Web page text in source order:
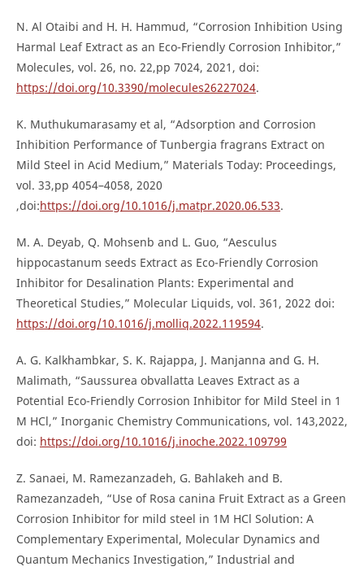
N. Al Otaibi and H. H. Hammud, “Corrosion Inhibition Using
Harmal Leaf Extract as an Eco-Friendly Corrosion Inhibitor,”
Molecules, vol. 26, no. 22,pp 7024, 2021, doi:
https://doi.org/10.3390/molecules26227024.
K. Muthukumarasamy et al, “Adsorption and Corrosion
Inhibition Performance of Tunbergia fragrans Extract on
Mild Steel in Acid Medium,” Materials Today: Proceedings,
vol. 33,pp 4054–4058, 2020
,doi:https://doi.org/10.1016/j.matpr.2020.06.533.
M. A. Deyab, Q. Mohsenb and L. Guo, “Aesculus
hippocastanum seeds Extract as Eco-Friendly Corrosion
Inhibitor for Desalination Plants: Experimental and
Theoretical Studies,” Molecular Liquids, vol. 361, 2022 doi:
https://doi.org/10.1016/j.molliq.2022.119594.
A. G. Kalkhambkar, S. K. Rajappa, J. Manjanna and G. H.
Malimath, “Saussurea obvallatta Leaves Extract as a
Potential Eco-Friendly Corrosion Inhibitor for Mild Steel in 1
M HCl,” Inorganic Chemistry Communications, vol. 143,2022,
doi: https://doi.org/10.1016/j.inoche.2022.109799
Z. Sanaei, M. Ramezanzadeh, G. Bahlakeh and B.
Ramezanzadeh, “Use of Rosa canina Fruit Extract as a Green
Corrosion Inhibitor for mild steel in 1M HCl Solution: A
Complementary Experimental, Molecular Dynamics and
Quantum Mechanics Investigation,” Industrial and